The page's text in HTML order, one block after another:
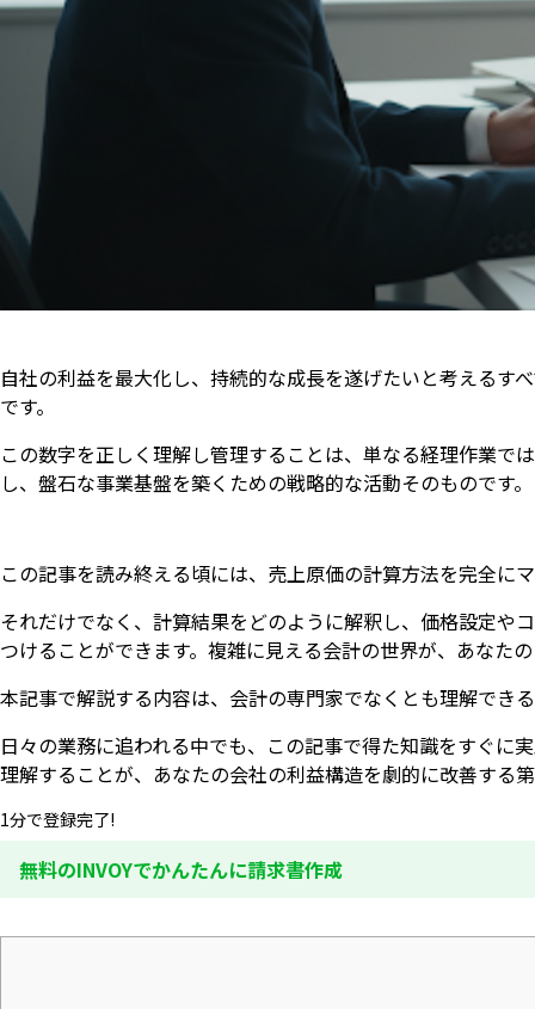
自社の利益を最大化し、持続的な成長を遂げたいと考えるす
です。
この数字を正しく理解し管理することは、単なる経理作業で
し、盤石な事業基盤を築くための戦略的な活動そのものです。
この記事を読み終える頃には、売上原価の計算方法を完全に
それだけでなく、計算結果をどのように解釈し、価格設定や
つけることができます。複雑に見える会計の世界が、あなた
本記事で解説する内容は、会計の専門家でなくとも理解でき
日々の業務に追われる中でも、この記事で得た知識をすぐに
理解することが、あなたの会社の利益構造を劇的に改善する
1分で登録完了!
無料のINVOYでかんたんに請求書作成